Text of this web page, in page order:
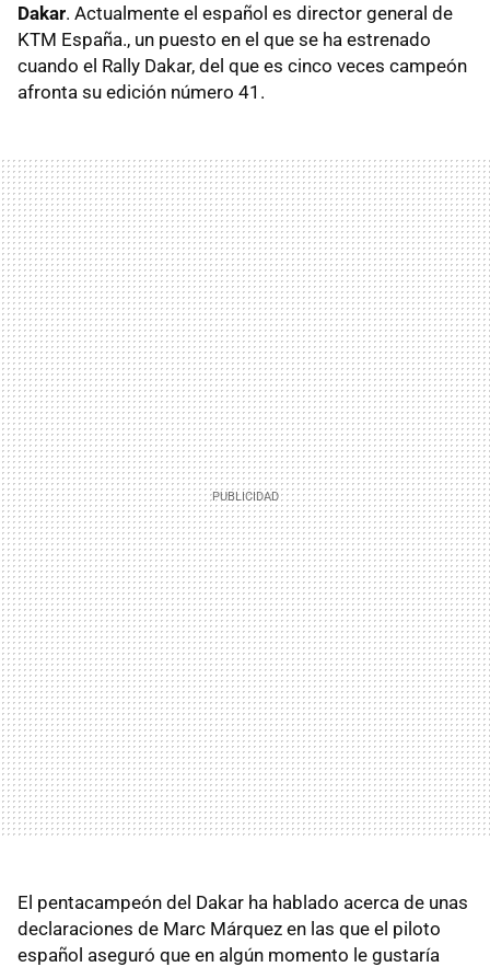
Dakar. Actualmente el español es director general de
KTM España., un puesto en el que se ha estrenado
cuando el Rally Dakar, del que es cinco veces campeón
afronta su edición número 41.
El pentacampeón del Dakar ha hablado acerca de unas
declaraciones de Marc Márquez en las que el piloto
español aseguró que en algún momento le gustaría